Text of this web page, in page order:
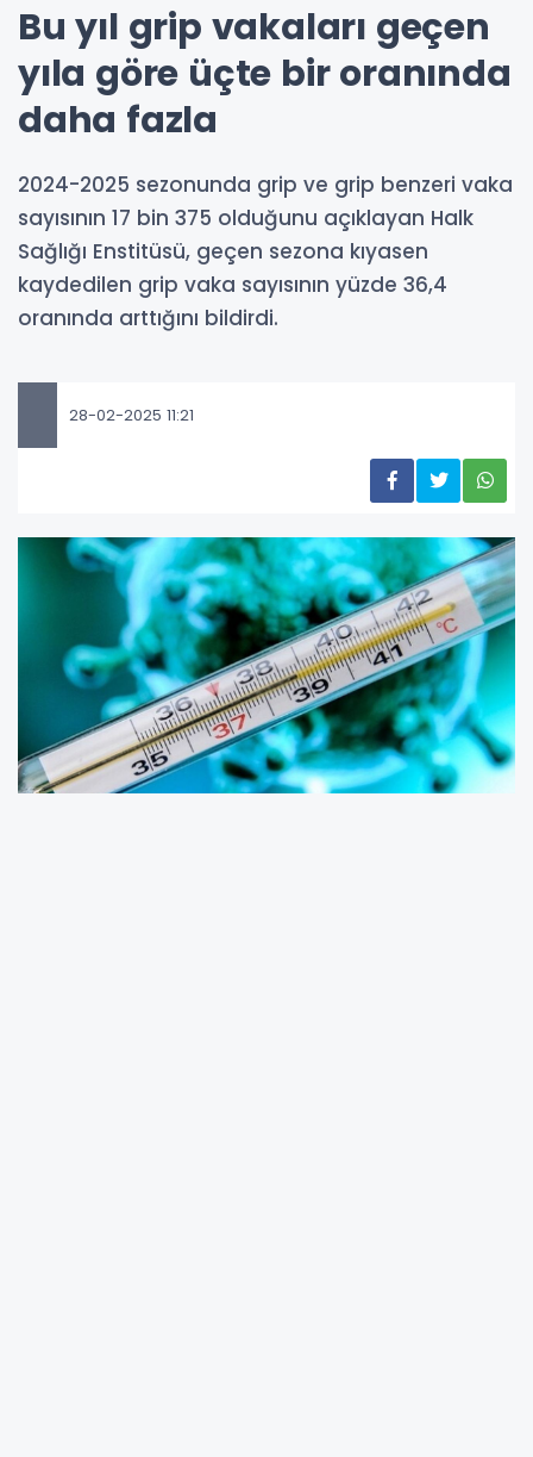
Bu yıl grip vakaları geçen
yıla göre üçte bir oranında
daha fazla
2024-2025 sezonunda grip ve grip benzeri vaka
sayısının 17 bin 375 olduğunu açıklayan Halk
Sağlığı Enstitüsü, geçen sezona kıyasen
kaydedilen grip vaka sayısının yüzde 36,4
oranında arttığını bildirdi.
28-02-2025 11:21